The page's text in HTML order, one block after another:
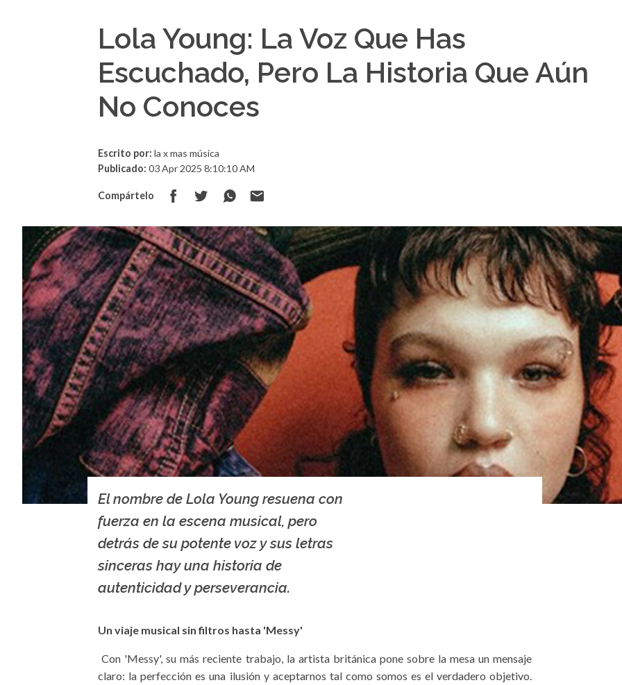
Lola Young: La Voz Que Has
Escuchado, Pero La Historia Que Aún
No Conoces
Escrito por: la x mas música
Publicado: 03 Apr 2025 8:10:10 AM
Compártelo
El nombre de Lola Young resuena con
fuerza en la escena musical, pero
detrás de su potente voz y sus letras
sinceras hay una historia de
autenticidad y perseverancia.
Un viaje musical sin filtros hasta 'Messy'
Con 'Messy', su más reciente trabajo, la artista británica pone sobre la mesa un mensaje
claro: la perfección es una ilusión y aceptarnos tal como somos es el verdadero objetivo.